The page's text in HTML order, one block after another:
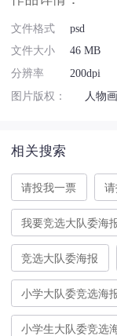
文件格式 psd
文件大小
46 MB
分辨率
200dpi
图片版权：
人物
相关搜索
请投我一票
我要竞选大队委海
竞选大队委海报
小学大队委竞选海
小学生大队委竞选